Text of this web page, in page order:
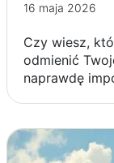
16 maja 2026
Czy wiesz,
odmienić
naprawdę